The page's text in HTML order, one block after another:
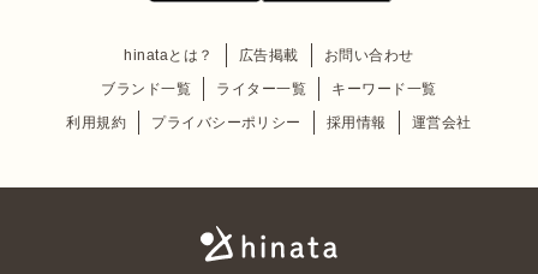
hinataとは？ 広告掲載
お問い合わせ
ブランド一覧
ライター一覧
キーワード一覧
利用規約
プライバシーポリシー 採用情報 運営会社